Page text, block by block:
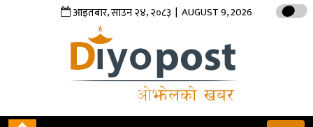
आइतबार,साउन२४,२०८३ | AUGUST 9, 2026